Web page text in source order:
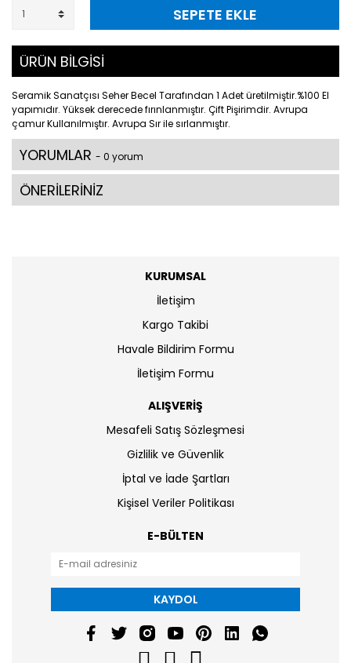
SEPETE EKLE
ÜRÜN BİLGİSİ
Seramik Sanatçısı Seher Becel Tarafından 1 Adet üretilmiştir.%100 El
yapımıdır. Yüksek derecede fırınlanmıştır. Çift Pişirimdir. Avrupa
çamur Kullanılmıştır. Avrupa Sır ile sırlanmıştır.
YORUMLAR - 0 yorum
ÖNERİLERİNİZ
KURUMSAL
İletişim
Kargo Takibi
Havale Bildirim Formu
İletişim Formu
ALIŞVERİŞ
Mesafeli Satış Sözleşmesi
Gizlilik ve Güvenlik
İptal ve İade Şartları
Kişisel Veriler Politikası
E-BÜLTEN
KAYDOL